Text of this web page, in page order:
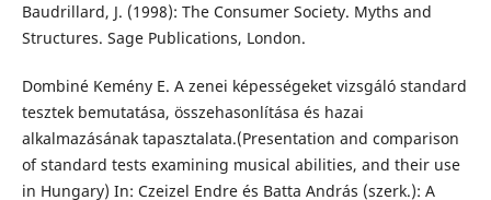
Baudrillard, J. (1998): The Consumer Society. Myths and
Structures. Sage Publications, London.
Dombiné Kemény E. A zenei képességeket vizsgáló standard
tesztek bemutatása, összehasonlítása és hazai
alkalmazásának tapasztalata.(Presentation and comparison
of standard tests examining musical abilities, and their use
in Hungary) In: Czeizel Endre és Batta András (szerk.): A